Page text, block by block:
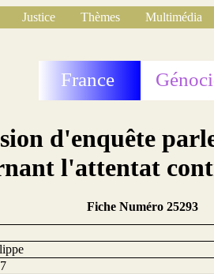
Justice Thèmes Multimédia
France
d'enquête
l'attentat
Fiche Numéro 25293